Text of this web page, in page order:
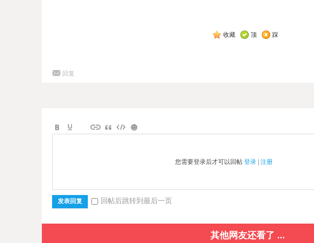
收藏 顶 踩
回复
您需要登录后才可以回帖 登录 | 注册
发表回复 回帖后跳转到最后一页
其他网友还看了 ...